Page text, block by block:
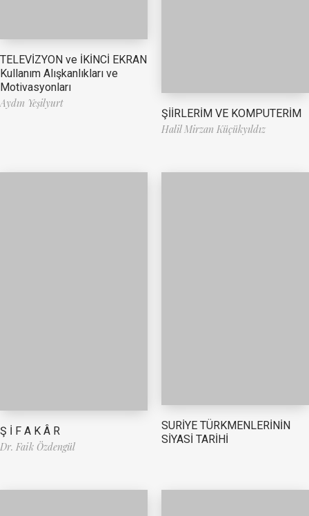
TELEVİZYON ve İKİNCİ EKRAN
Kullanım Alışkanlıkları ve
Motivasyonları
Aydın Yeşilyurt
ŞİİRLERİM VE KOMPUTERİM
Halil Mirzan Küçükyıldız
Ş İ F A K Â R
Dr. Faik Özdengül
SURİYE TÜRKMENLERİNİN
SİYASİ TARİHİ